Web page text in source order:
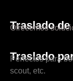
Traslado
Ofrecemos
Traslado
Perfectos para
scout, etc.